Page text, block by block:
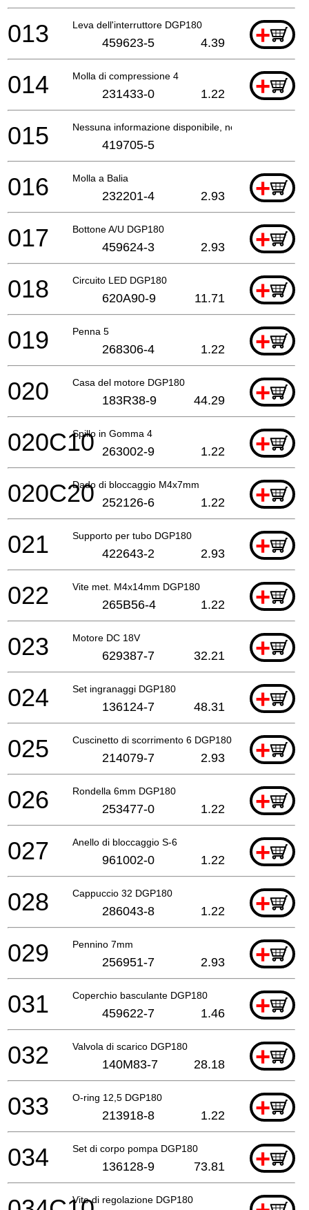
Leva dell'interruttore DGP180 +
013 459623-5 4.39
Molla di compressione 4 +
014 231433-0 1.22
Nessuna informazione disponibile, non ordinabile
015 419705-5
Molla a Balia +
016 232201-4 2.93
Bottone A/U DGP180 +
017 459624-3 2.93
Circuito LED DGP180 +
018 620A90-9 11.71
Penna 5 +
019 268306-4 1.22
Casa del motore DGP180 +
020 183R38-9 44.29
Spillo in Gomma 4 +
020C10 263002-9 1.22
Dado di bloccaggio M4x7mm +
020C20 252126-6 1.22
Supporto per tubo DGP180 +
021 422643-2 2.93
Vite met. M4x14mm DGP180 +
022 265B56-4 1.22
Motore DC 18V +
023 629387-7 32.21
Set ingranaggi DGP180 +
024 136124-7 48.31
Cuscinetto di scorrimento 6 DGP180 +
025 214079-7 2.93
Rondella 6mm DGP180 +
026 253477-0 1.22
Anello di bloccaggio S-6 +
027 961002-0 1.22
Cappuccio 32 DGP180 +
028 286043-8 1.22
Pennino 7mm +
029 256951-7 2.93
Coperchio basculante DGP180 +
031 459622-7 1.46
Valvola di scarico DGP180 +
032 140M83-7 28.18
O-ring 12,5 DGP180 +
033 213918-8 1.22
Set di corpo pompa DGP180 +
034 136128-9 73.81
Vite di regolazione DGP180